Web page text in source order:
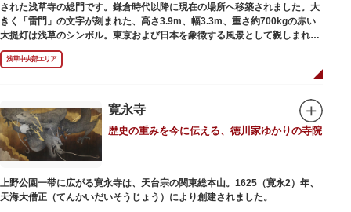
された浅草寺の総門です。鎌倉時代以降に現在の場所へ移築されました。大
きく「雷門」の文字が刻まれた、高さ3.9m、幅3.3m、重さ約700kgの赤い
大提灯は浅草のシンボル。東京および日本を象徴する風景として親しまれ、
フォトスポットとしても国内外の観光客を魅了し続けています。
提灯の底部に施された見事な龍の彫刻や、門の北側（風神雷神の背後）に安
置されている浅草寺の護法善神「天龍像」と「金龍像」も見どころ。正式名
ます。日没から23時頃までは雷門や浅草寺がライトアップされ、昼間とは違
った荘厳な雰囲気に包まれます。
何度も焼失と再建を繰り返し、現在の雷門は1960年に松下電器産業（現パナ
ソニック）の松下幸之助氏の寄進により再建されたものです。
浅草中央部エリア
寛永寺
歴史の重みを今に伝える、徳川家ゆかりの寺院
上野公園一帯に広がる寛永寺は、天台宗の関東総本山。1625（寛永2）年、
天海大僧正（てんかいだいそうじょう）により創建されました。